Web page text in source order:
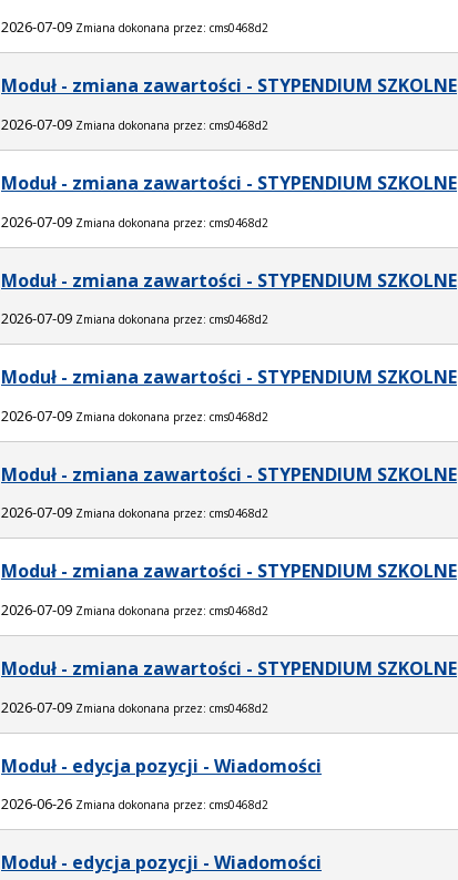
2026-07-09 Zmiana dokonana przez: cms0468d2
Moduł - zmiana zawartości - STYPENDIUM SZKOLNE
2026-07-09 Zmiana dokonana przez: cms0468d2
Moduł - zmiana zawartości - STYPENDIUM SZKOLNE
2026-07-09 Zmiana dokonana przez: cms0468d2
Moduł - zmiana zawartości - STYPENDIUM SZKOLNE
2026-07-09 Zmiana dokonana przez: cms0468d2
Moduł - zmiana zawartości - STYPENDIUM SZKOLNE
2026-07-09 Zmiana dokonana przez: cms0468d2
Moduł - zmiana zawartości - STYPENDIUM SZKOLNE
2026-07-09 Zmiana dokonana przez: cms0468d2
Moduł - zmiana zawartości - STYPENDIUM SZKOLNE
2026-07-09 Zmiana dokonana przez: cms0468d2
Moduł - zmiana zawartości - STYPENDIUM SZKOLNE
2026-07-09 Zmiana dokonana przez: cms0468d2
Moduł - edycja pozycji - Wiadomości
2026-06-26 Zmiana dokonana przez: cms0468d2
Moduł - edycja pozycji - Wiadomości